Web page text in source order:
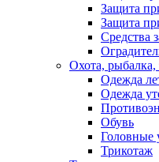
Защита
Защита
Средства
Охота, рыбалка,
Одежда
Одежда
Обувь
Головные
Трикотаж